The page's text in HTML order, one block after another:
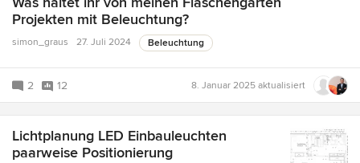
Projekten mit Beleuchtung?
simon_graus 27. Juli 2024 Beleuchtung
2 12 8. Januar 2025 aktualisiert
Lichtplanung LED Einbauleuchten
paarweise Positionierung